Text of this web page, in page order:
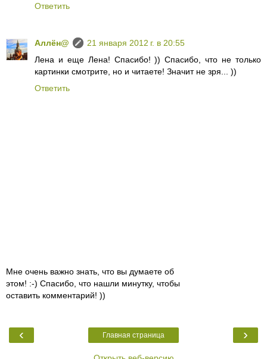
Ответить
Аллён@
21 января 2012 г. в 20:55
Лена и еще Лена! Спасибо! )) Спасибо, что не только
картинки смотрите, но и читаете! Значит не зря... ))
Ответить
Мне очень важно знать, что вы думаете об
этом! :-) Спасибо, что нашли минутку, чтобы
оставить комментарий! ))
‹ ›
Главная страница